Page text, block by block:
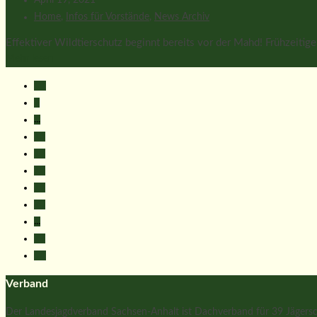
Home, Infos für Vorstände, News Archiv
Effektiver Wildtierschutz beginnt bereits vor der Mahd!
...
...
Verband
Der Landesjagdverband Sachsen-Anhalt ist Dachverband für 39